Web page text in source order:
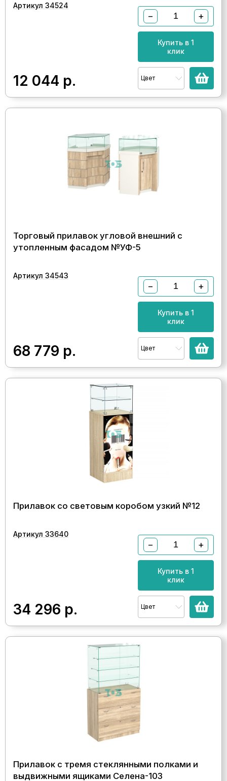
Артикул 34524
12 044 р.
− +
Купить в 1
клик
Цвет
Торговый прилавок угловой внешний с
утопленным фасадом №УФ-5
Артикул 34543
68 779 р.
− +
Купить в 1
клик
Цвет
Прилавок со световым коробом узкий №12
Артикул 33640
34 296 р.
− +
Купить в 1
клик
Цвет
Прилавок с тремя стеклянными полками и
выдвижными ящиками Селена-103